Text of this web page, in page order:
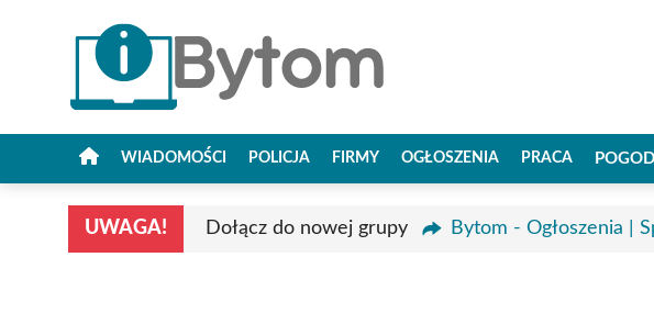
WIADOMOŚCI POLICJA FIRMY OGŁOSZENIA PRACA
UWAGA! Dołącz do nowej grupy Bytom - Ogłoszenia |